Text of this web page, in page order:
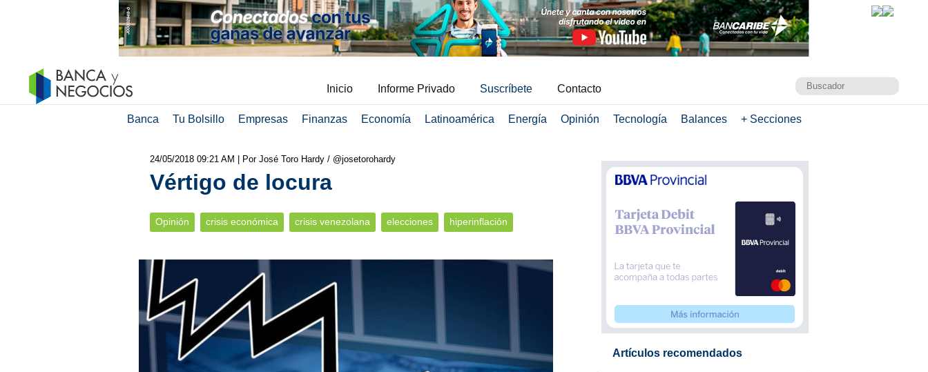
Inicio Informe Privado Suscríbete Contacto
Banca Tu Bolsillo Empresas Finanzas Economía Latinoamérica Energía Opinión Tecnología Balances + Secciones
24/05/2018 09:21 AM | Por José Toro Hardy / @josetorohardy
Vértigo de locura
Opinión crisis económica crisis venezolana elecciones hiperinflación
Artículos recomendados